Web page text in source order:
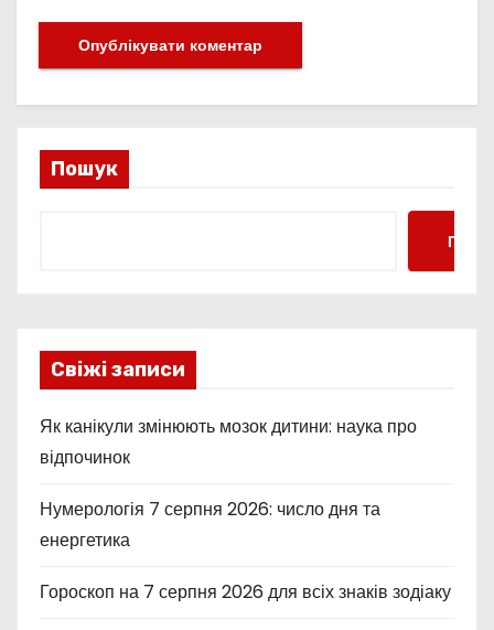
Пошук
Свіжі записи
Як канікули змінюють мозок дитини: наука про
відпочинок
Нумерологія 7 серпня 2026: число дня та
енергетика
Гороскоп на 7 серпня 2026 для всіх знаків зодіаку